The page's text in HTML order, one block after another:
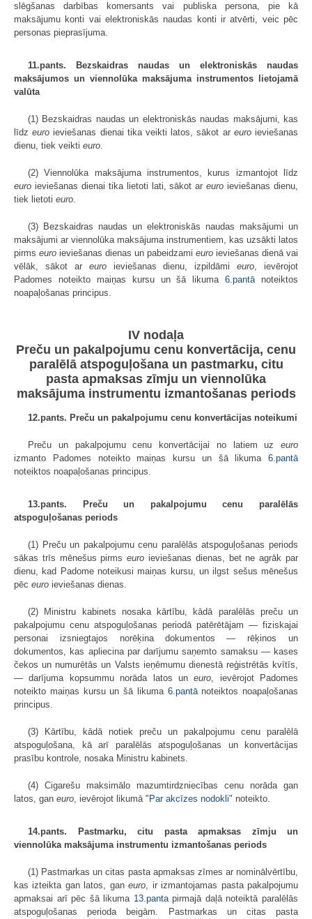
slēgšanas darbības komersants vai publiska persona, pie kā
maksājumu konti vai elektroniskās naudas konti ir atvērti, veic pēc
personas pieprasījuma.
11.pants. Bezskaidras naudas un elektroniskās naudas
maksājumos un viennolūka maksājuma instrumentos lietojamā
valūta
(1) Bezskaidras naudas un elektroniskās naudas maksājumi, kas
līdzeuro ieviešanas dienai tika veikti latos, sākot ar euroieviešanas
dienu, tiek veikti euro.
(2) Viennolūka maksājuma instrumentos, kurus izmantojot līdz
euro ieviešanas dienai tika lietoti lati, sākot areuro ieviešanas dienu,
tiek lietoti euro.
(3) Bezskaidras naudas un elektroniskās naudas maksājumi un
maksājumi ar viennolūka maksājuma instrumentiem, kas uzsākti latos
pirms euro ieviešanas dienas un pabeidzami euro ieviešanas dienā vai
vēlāk, sākot ar euroieviešanas dienu, izpildāmieuro, ievērojot
Padomes noteikto maiņas kursu un šā likuma6.pantānoteiktos
noapaļošanas principus.
IV nodaļa
Preču un pakalpojumu cenu konvertācija, cenu
paralēlā atspoguļošana un pastmarku, citu
pasta apmaksas zīmju un viennolūka
maksājuma instrumentu izmantošanas periods
12.pants. Preču un pakalpojumu cenu konvertācijas noteikumi
Preču un pakalpojumu cenu konvertācijai no latiem uz euro
izmanto Padomes noteikto maiņas kursu un šā likuma 6.pantā
noteiktos noapaļošanas principus.
13.pants. Preču un pakalpojumu cenu paralēlās
atspoguļošanas periods
(1) Preču un pakalpojumu cenu paralēlās atspoguļošanas periods
sākas trīs mēnešus pirmseuro ieviešanas dienas, bet ne agrāk par
dienu, kad Padome noteikusi maiņas kursu, un ilgst sešus mēnešus
pēc euro ieviešanas dienas.
(2) Ministru kabinets nosaka kārtību, kādā paralēlās preču un
pakalpojumu cenu atspoguļošanas periodā patērētājam — fiziskajai
personai izsniegtajos norēķina dokumentos — rēķinos un
dokumentos, kas apliecina par darījumu saņemto samaksu — kases
čekos un numurētās un Valsts ieņēmumu dienestā reģistrētās kvītīs,
— darījuma kopsummu norāda latos uneuro , ievērojot Padomes
noteikto maiņas kursu un šā likuma 6.pantānoteiktos noapaļošanas
principus.
(3) Kārtību, kādā notiek preču un pakalpojumu cenu paralēlā
atspoguļošana, kā arī paralēlās atspoguļošanas un konvertācijas
prasību kontrole, nosaka Ministru kabinets.
(4) Cigarešu maksimālo mazumtirdzniecības cenu norāda gan
latos, gan euro , ievērojot likumā " Par akcīzes nodokli" noteikto.
14.pants. Pastmarku, citu pasta apmaksas zīmju un
viennolūka maksājuma instrumentu izmantošanas periods
(1) Pastmarkas un citas pasta apmaksas zīmes ar nominālvērtību,
kas izteikta gan latos, ganeuro , ir izmantojamas pasta pakalpojumu
apmaksai arī pēc šā likuma 13.pantapirmajā daļā noteiktā paralēlās
atspoguļošanas perioda beigām. Pastmarkas un citas pasta